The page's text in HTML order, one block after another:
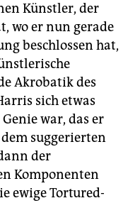
Künstler, der
wo er nun gerade
beschlossen hat,
Akrobatik des
sich etwas
war, das er
suggerierten
der
Komponenten
ewige Tortured-